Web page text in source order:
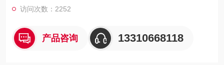
访问次数：2252
产品咨询 13310668118